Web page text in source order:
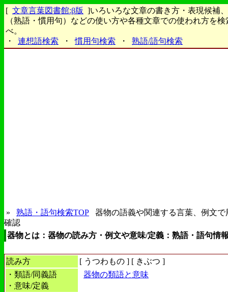
[ 文章言葉図書館:β版 ]いろいろな文章の書き方・表現候補
（熟語・慣用句）などの使い方や各種文章での使われ方を検
べ。
・
連想語検索 ・ 慣用句検索 ・ 熟語/語句検索
» 熟語・語句検索TOP
器物の語義や関連する言葉、例文で
確認
器物とは：器物の読み方・例文や意味/定義：熟語・語句情
読み方 [ うつわもの ] [ きぶつ ]
・類語/同義語
・意味/定義
器物の類語と意味